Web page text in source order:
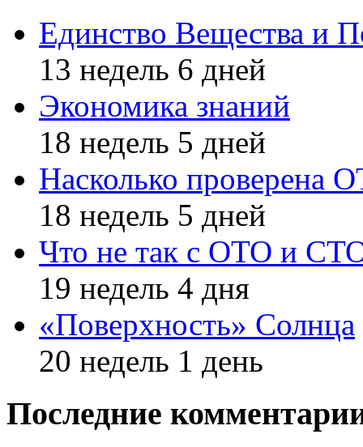
Единство Вещества и
13 недель 6 дней
Экономика знаний
18 недель 5 дней
Насколько проверена
18 недель 5 дней
Что не так с ОТО и
19 недель 4 дня
«Поверхность» Солнца
20 недель 1 день
Последние